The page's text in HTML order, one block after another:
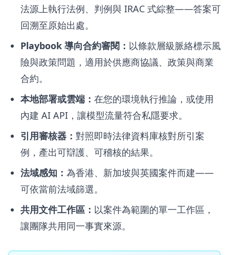
法源上執行法例、判例與 IRAC 式綜整——答案可
回溯至原始出處。
Playbook 導向合約審閱： 以條款層級脈絡標示風
險與政策問題，適用於供應商協議、政策與商業
合約。
本地部署或雲端： 在您的環境執行推論，或使用
內建 AI API，讓模型流量符合私隱要求。
引用審核器： 對照即時法律資料庫核對所引案
例，產出可辯護、可稽核的結果。
法域感知： 為香港、新加坡與英國案件而建——
可依當前法域篩選。
共用文件工作區： 以案件為範圍的單一工作區，
讓團隊共用同一事實來源。